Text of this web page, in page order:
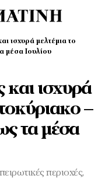
ισχυρά μελτέμια το
μέσα Ιουλίου
και ισχυρά
–
τα μέσα
περιοχές,